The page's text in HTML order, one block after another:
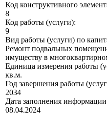
Код конструктивного
8
Код работы (услуги):
9
Вид работы (услуги) по
Ремонт подвальных
имуществу в
Единица измерения работы
кв.м.
Год завершения работы
2034
Дата заполнения
08.04.2024